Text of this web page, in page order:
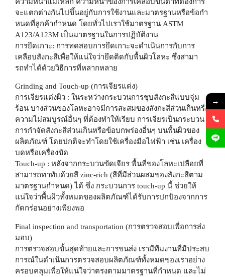
จะแตกต่างกันไปขึ้นอยู่กับการใช้งานและมาตรฐานหรือข้อกํา
หนดที่ลูกค้ากำหนด โดยทั่วไปเราใช้มาตรฐาน ASTM
A123/A123M เป็นมาตรฐานในการปฏิบัติงาน
การยึดเกาะ: การทดสอบการยึดเกาะจะดําเนินการกับการ
เคลือบสังกะสีเพื่อให้แน่ใจว่ายึดติดกับพื้นผิวโลหะ ซึ่งสามา
รถทําได้ด้วยวิธีการที่หลากหลาย
Grinding and Touch-up (การเจียรแต่ง)
การเจียรแต่งผิว : ในระหว่างกระบวนการชุบสังกะสีแบบจุ่ม
ร้อน บางส่วนของโลหะอาจมีการสะสมของสังกะสีส่วนเกินหรือ
ความไม่สมบูรณ์อื่นๆ ที่ต้องทําให้เรียบ การเจียรเป็นกระบวน
การกําจัดสังกะสีส่วนเกินหรือข้อบกพร่องอื่นๆ บนพื้นผิวของ
ผลิตภัณฑ์ โดยปกติจะทําโดยใช้เครื่องมือไฟฟ้า เช่น เครื่อง
บดหรือเครื่องขัด
Touch-up : หลังจากกระบวนขัดเจียร พื้นที่ของโลหะเปลือยที่
สามารถทาทับด้วยสี zinc-rich (สีที่มีส่วนผสมของสังกะสีตาม
มาตรฐานกำหนด) ได้ ซึ่ง กระบวนการ touch-up นี้ ช่วยให้
แน่ใจว่าพื้นผิวทั้งหมดของผลิตภัณฑ์ได้รับการปกป้องจากการ
กัดกร่อนอย่างเพียงพอ
Final inspection and transportation (การตรวจสอบเพื่อการส่ง
มอบ)
การตรวจสอบขั้นสุดท้ายและการขนส่ง เรามีทีมงานที่มีประสบ
การณ์ในดําเนินการตรวจสอบผลิตภัณฑ์ทั้งหมดของเราอย่าง
ครอบคลุมเพื่อให้แน่ใจว่าตรงตามมาตรฐานที่กําหนด และไม่
→